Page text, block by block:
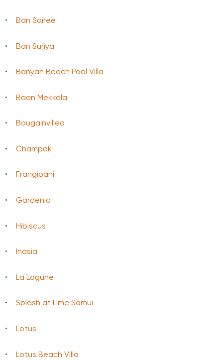
Ban Sairee
Ban Suriya
Banyan Beach Pool Villa
Baаn Mekkala
Bougainvillea
Champak
Frangipani
Gardenia
Hibiscus
Inasia
La Lagune
Splash at Lime Samui
Lotus
Lotus Beach Villa